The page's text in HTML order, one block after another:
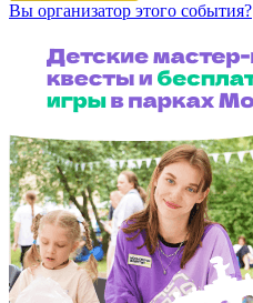
Вы организатор этого события?